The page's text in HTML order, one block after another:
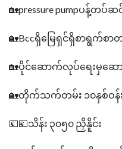
🏡pressure pumpပန့်တပ်ဆ
🏡Bccရှိမြေရှင်ရှိစာရွက်စာ
🏡ပိုင်ဆောက်လုပ်ရေးမှဆ
🏡တိုက်သက်တမ်း ၁၀နှစ်ဝန်
💶💶သိန်း ၃၀၅၀ ညှိနိူင်း